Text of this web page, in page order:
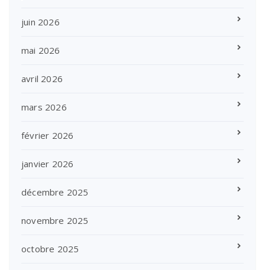
juin 2026
mai 2026
avril 2026
mars 2026
février 2026
janvier 2026
décembre 2025
novembre 2025
octobre 2025